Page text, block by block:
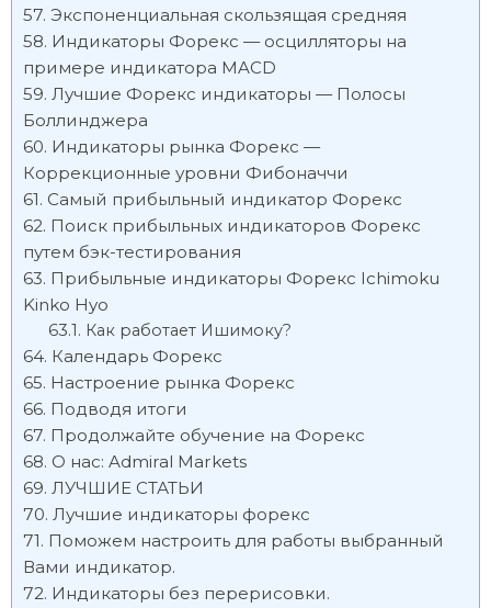
Экспоненциальная скользящая средняя
Индикаторы Форекс — осцилляторы на
примере индикатора MACD
Лучшие Форекс индикаторы — Полосы
Боллинджера
Индикаторы рынка Форекс —
Коррекционные уровни Фибоначчи
Самый прибыльный индикатор Форекс
Поиск прибыльных индикаторов Форекс
путем бэк-тестирования
Прибыльные индикаторы Форекс Ichimoku
Kinko Hyo
Как работает Ишимоку?
Календарь Форекс
Настроение рынка Форекс
Подводя итоги
Продолжайте обучение на Форекс
О нас: Admiral Markets
ЛУЧШИЕ СТАТЬИ
Лучшие индикаторы форекс
Поможем настроить для работы выбранный
Вами индикатор.
Индикаторы без перерисовки.